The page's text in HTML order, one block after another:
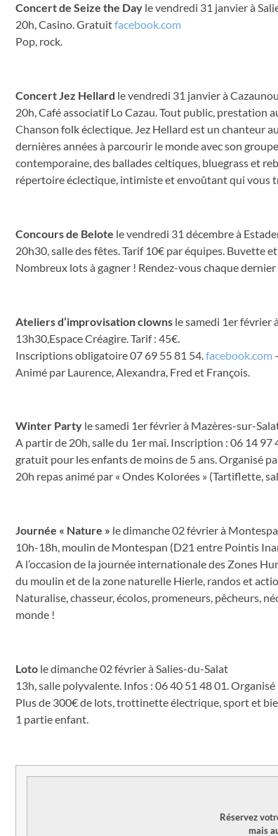
Concert de Seize the Day le vendredi 31 janvier à
20h, Casino. Gratuitfacebook.com
Pop, rock.
Concert Jez Hellard le vendredi 31 janvier à
20h, Café associatif Lo Cazau. Tout public, prestation
Chanson folk éclectique. Jez Hellard est un chanteur
dernières années à parcourir le monde avec son
contemporaine, des ballades celtiques, bluegrass et
répertoire éclectique, intimiste et envoûtant qui vous
Concours de Belote le vendredi 31 décembre à
20h30, salle des fêtes. Tarif 10€ par équipes. Buvette
Nombreux lots à gagner ! Rendez-vous chaque
Ateliers d’improvisation clowns le samedi 1er février
13h30,Espace Créagire. Tarif : 45€.
Inscriptions obligatoire 07 69 55 81 54. facebook.com
Animé par Laurence, Alexandra, Fred et François.
Winter Party le samedi 1er février à Mazères-sur-
A partir de 20h, salle du 1er mai. Inscription : 06 14 97
gratuit pour les enfants de moins de 5 ans. Organisé
20h repas animé par « Ondes Kolorées » (Tartiflette,
Journée « Nature » le dimanche 02 février à
10h-18h, moulin de Montespan (D21 entre Pointis
A l’occasion de la journée internationale des Zones
du moulin et de la zone naturelle Hierle, randos et
Naturalise, chasseur, écolos, promeneurs, pêcheurs,
monde !
Loto le dimanche 02 février à Salies-du-Salat
13h, salle polyvalente. Infos : 06 40 51 48 01.
Plus de 300€ de lots, trottinette électrique, sport et
1 partie enfant.
Réservez
mais